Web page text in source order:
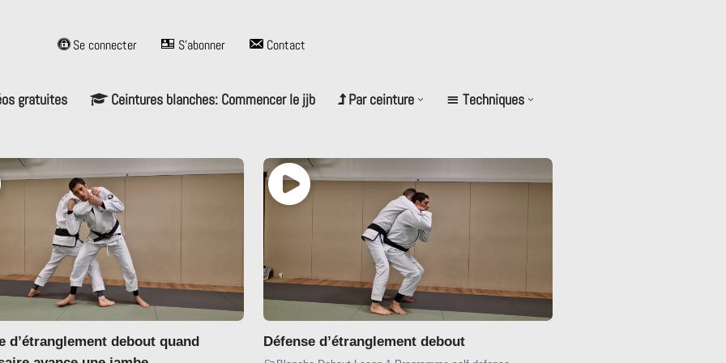
Se connecter S’abonner Contact
gratuites Ceintures blanches: Commencer le jjb Par ceinture Techniques
d’étranglement debout quand
Défense d’étranglement debout